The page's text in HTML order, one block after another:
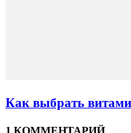
Как выбрать
1 КОММЕНТАРИЙ